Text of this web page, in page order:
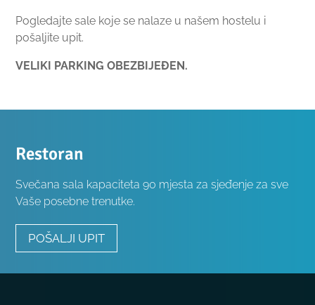
Pogledajte sale koje se nalaze u našem hostelu i
pošaljite upit.
VELIKI PARKING OBEZBIJEĐEN.
Restoran
Svečana sala kapaciteta 90 mjesta za sjeđenje za sve
Vaše posebne trenutke.
POŠALJI UPIT